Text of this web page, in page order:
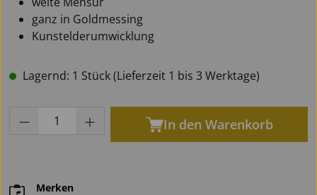
ganz in Goldmessing
Kunstelderumwicklung
Lagernd: 1 Stück (Lieferzeit 1 bis 3 Werktage)
Produkt Anzahl: Gib den gewünschten
In den Warenkorb
Merken